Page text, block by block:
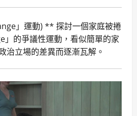
」運動) ** 探討一個家庭被捲
」的爭議性運動，看似簡單的家
治立場的差異而逐漸瓦解。